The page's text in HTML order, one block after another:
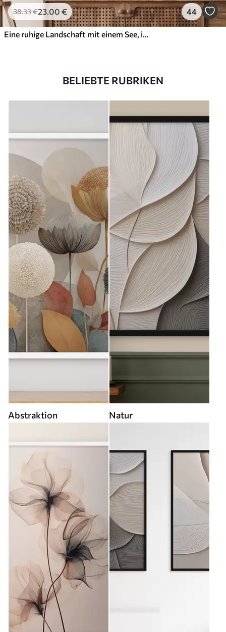
38.33€23.00 € 44
Eine ruhige Landschaft mit einem See, in dessen Hintergrund sich Berge spiegeln, und einem kleinen Boot auf dem ruhigen Wasser
BELIEBTE RUBRIKEN
Abstraktion Natur